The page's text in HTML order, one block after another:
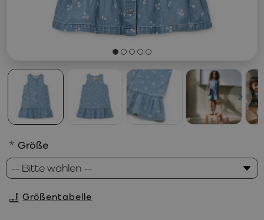
Größe
Größentabelle